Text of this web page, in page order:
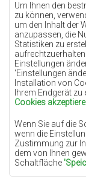
Um Ihnen den
zu können,
um den Inhalt der
anzupassen, die
Statistiken zu
Einstellungen
'Einstellungen
Installation von
Ihrem Endgerät
Cookies
Wenn Sie auf die
wenn die
Zustimmung zur
dem von Ihnen
Schaltfläche